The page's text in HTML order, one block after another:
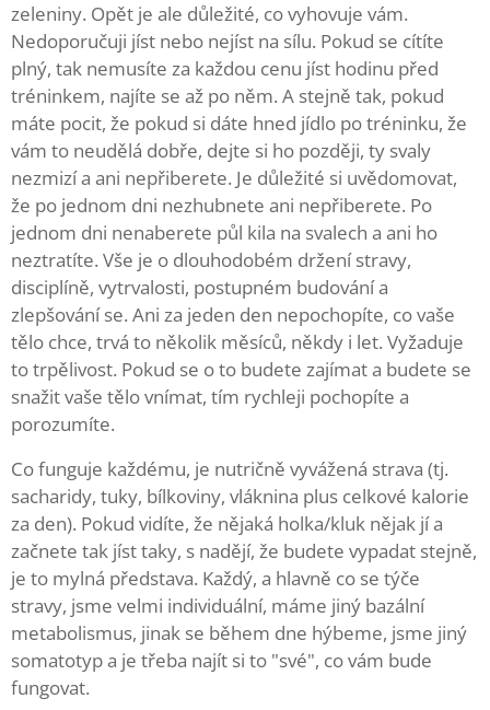
zeleniny. Opět je ale důležité, co vyhovuje vám.
Nedoporučuji jíst nebo nejíst na sílu. Pokud se cítíte
plný, tak nemusíte za každou cenu jíst hodinu před
tréninkem, najíte se až po něm. A stejně tak, pokud
máte pocit, že pokud si dáte hned jídlo po tréninku, že
vám to neudělá dobře, dejte si ho později, ty svaly
nezmizí a ani nepřiberete. Je důležité si uvědomovat,
že po jednom dni nezhubnete ani nepřiberete. Po
jednom dni nenaberete půl kila na svalech a ani ho
neztratíte. Vše je o dlouhodobém držení stravy,
disciplíně, vytrvalosti, postupném budování a
zlepšování se. Ani za jeden den nepochopíte, co vaše
tělo chce, trvá to několik měsíců, někdy i let. Vyžaduje
to trpělivost. Pokud se o to budete zajímat a budete se
snažit vaše tělo vnímat, tím rychleji pochopíte a
porozumíte.
Co funguje každému, je nutričně vyvážená strava (tj.
sacharidy, tuky, bílkoviny, vláknina plus celkové kalorie
za den). Pokud vidíte, že nějaká holka/kluk nějak jí a
začnete tak jíst taky, s nadějí, že budete vypadat stejně,
je to mylná představa. Každý, a hlavně co se týče
stravy, jsme velmi individuální, máme jiný bazální
metabolismus, jinak se během dne hýbeme, jsme jiný
somatotyp a je třeba najít si to "své", co vám bude
fungovat.